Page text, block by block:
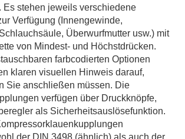
Es stehen jeweils verschiedene
Verfügung (Innengewinde,
Überwurfmutter usw.) mit
von Mindest- und Höchstdrücken.
farbcodierten Optionen
klaren visuellen Hinweis darauf,
Sie anschließen müssen. Die
verfügen über Druckknöpfe,
als Sicherheitsauslösefunktion.
der DIN 3498 (ähnlich) als auch der